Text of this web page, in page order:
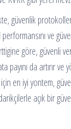
güvenlik
ve
göre, güvenli
payını da artırır ve
en iyi yontem,
açık bir